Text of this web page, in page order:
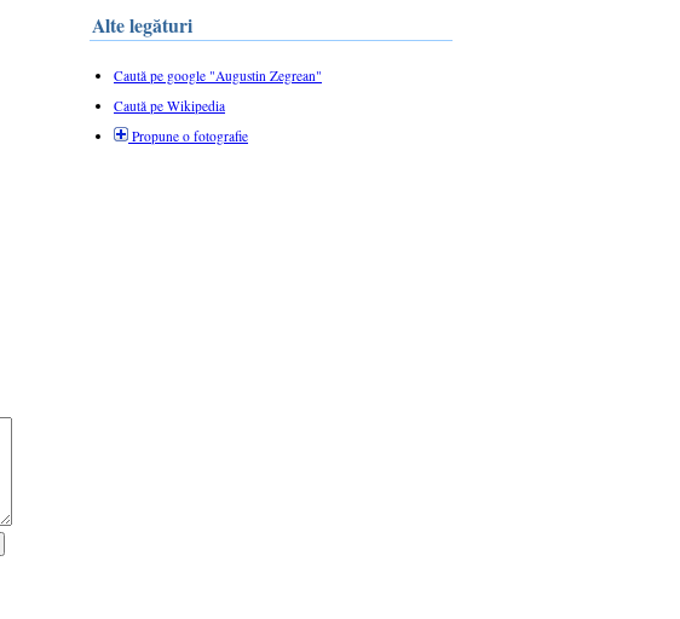
Alte legături
Caută pe google "Augustin Zegrean"
Caută pe Wikipedia
Propune o fotografie